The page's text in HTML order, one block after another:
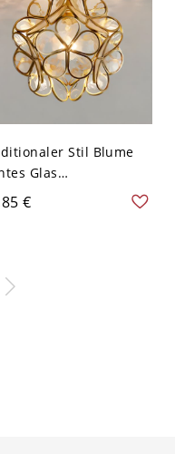
Stil Blume
Glas
Metall Säume 1-
€